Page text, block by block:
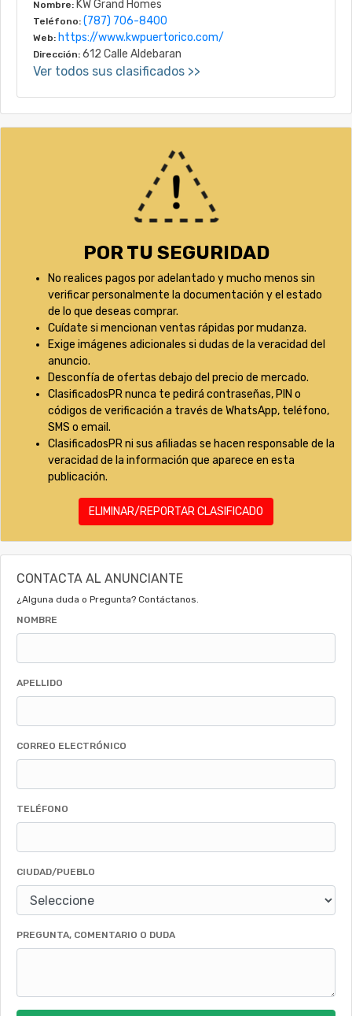
Nombre: KW Grand Homes
Teléfono: (787) 706-8400
Web: https://www.kwpuertorico.com/
Dirección: 612 Calle Aldebaran
Ver todos sus clasificados >>
POR TU SEGURIDAD
No realices pagos por adelantado y mucho menos sin
verificar personalmente la documentación y el estado
de lo que deseas comprar.
Cuídate si mencionan ventas rápidas por mudanza.
Exige imágenes adicionales si dudas de la veracidad del
anuncio.
Desconfía de ofertas debajo del precio de mercado.
ClasificadosPR nunca te pedirá contraseñas, PIN o
códigos de verificación a través de WhatsApp, teléfono,
SMS o email.
ClasificadosPR ni sus afiliadas se hacen responsable de la
veracidad de la información que aparece en esta
publicación.
ELIMINAR/REPORTAR CLASIFICADO
CONTACTA AL ANUNCIANTE
¿Alguna duda o Pregunta? Contáctanos.
NOMBRE
APELLIDO
CORREO ELECTRÓNICO
TELÉFONO
CIUDAD/PUEBLO
PREGUNTA, COMENTARIO O DUDA